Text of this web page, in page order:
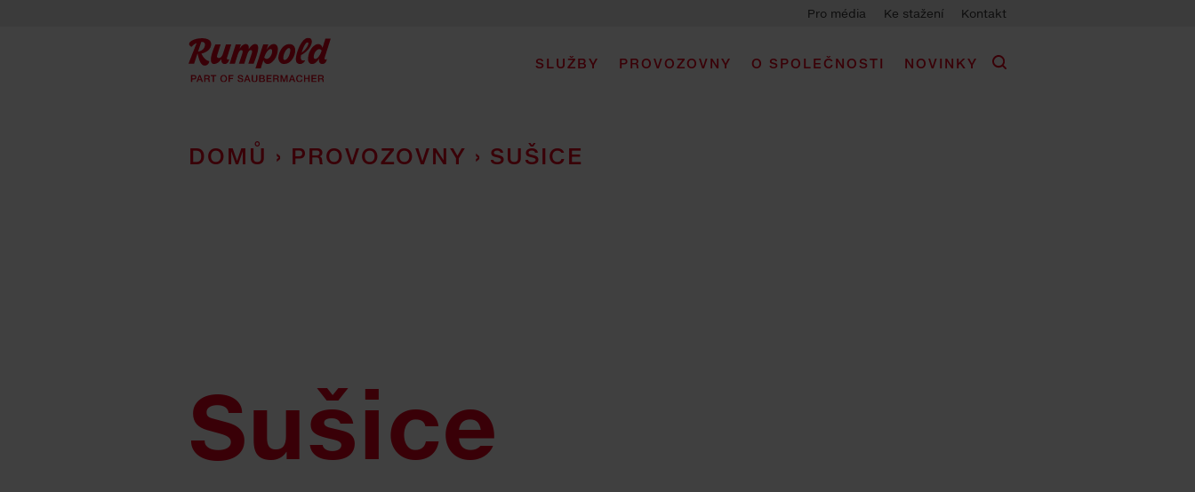
Pro média Ke stažení Kontakt
SLUŽBY PROVOZOVNY O SPOLEČNOSTI NOVINKY
DOMŮ › PROVOZOVNY › SUŠICE
Sušice